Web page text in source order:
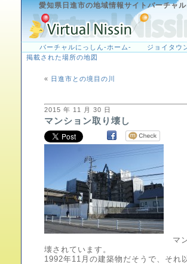
愛知県日進市の地域情報サイトバーチャ
バーチャルにっしん-ホーム- ジョイタウ
掲載された場所の地図
« 日進市との境目の川
2015 年 11 月 30 日
マンション取り壊し
マ
壊されています。
1992年11月の建築物だそうで、それ